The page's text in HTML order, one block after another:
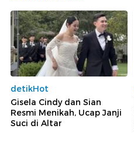
detikHot
Gisela Cindy dan Sian
Resmi Menikah, Ucap Janji
Suci di Altar